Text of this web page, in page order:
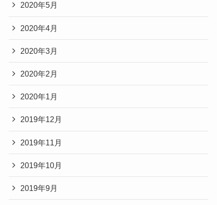
2020年5月
2020年4月
2020年3月
2020年2月
2020年1月
2019年12月
2019年11月
2019年10月
2019年9月